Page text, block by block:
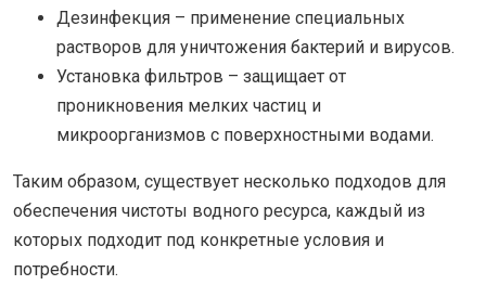
Дезинфекция – применение специальных
растворов для уничтожения бактерий и вирусов.
Установка фильтров – защищает от
проникновения мелких частиц и
микроорганизмов с поверхностными водами.
Таким образом, существует несколько подходов для
обеспечения чистоты водного ресурса, каждый из
которых подходит под конкретные условия и
потребности.